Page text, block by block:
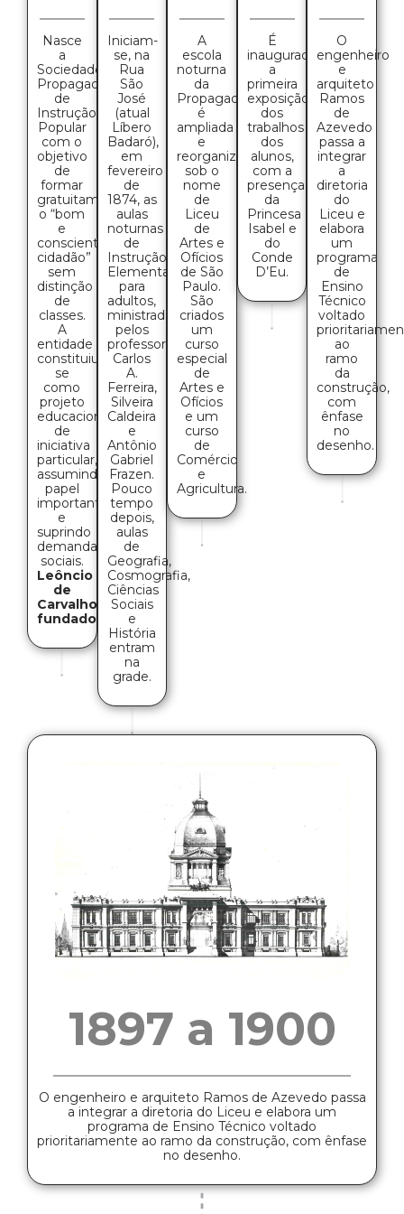
Nasce
a
Sociedade
Propagadora
de
Instrução
Popular
com o
objetivo
de
formar
gratuitamente
o “bom
e
consciente
cidadão”
sem
distinção
de
classes.
A
entidade
constituiu-
se
como
projeto
educacional
de
iniciativa
particular,
assumindo
papel
importante
e
suprindo
demandas
sociais.
Leôncio
de
Carvalho,
fundador
Iniciam-
se, na
Rua
São
José
(atual
Líbero
Badaró),
em
fevereiro
de
1874, as
aulas
noturnas
de
Instrução
Elementar
para
adultos,
ministradas
pelos
professores
Carlos
A.
Ferreira,
Silveira
Caldeira
e
Antônio
Gabriel
Frazen.
Pouco
tempo
depois,
aulas
de
Geografia,
Cosmografia,
Ciências
Sociais
e
História
entram
na
grade.
A
escola
noturna
da
Propagadora
é
ampliada
e
reorganizada
sob o
nome
de
Liceu
de
Artes e
Ofícios
de São
Paulo.
São
criados
um
curso
especial
de
Artes e
Ofícios
e um
curso
de
Comércio
e
Agricultura.
É
inaugurada
a
primeira
exposição
dos
trabalhos
dos
alunos,
com a
presença
da
Princesa
Isabel e
do
Conde
D’Eu.
O
engenheiro
e
arquiteto
Ramos
de
Azevedo
passa a
integrar
a
diretoria
do
Liceu e
elabora
um
programa
de
Ensino
Técnico
voltado
ao
ramo
da
construção,
com
ênfase
no
desenho.
1897 a 1900
O engenheiro e arquiteto Ramos de Azevedo passa
a integrar a diretoria do Liceu e elabora um
programa de Ensino Técnico voltado
prioritariamente ao ramo da construção, com ênfase
no desenho.